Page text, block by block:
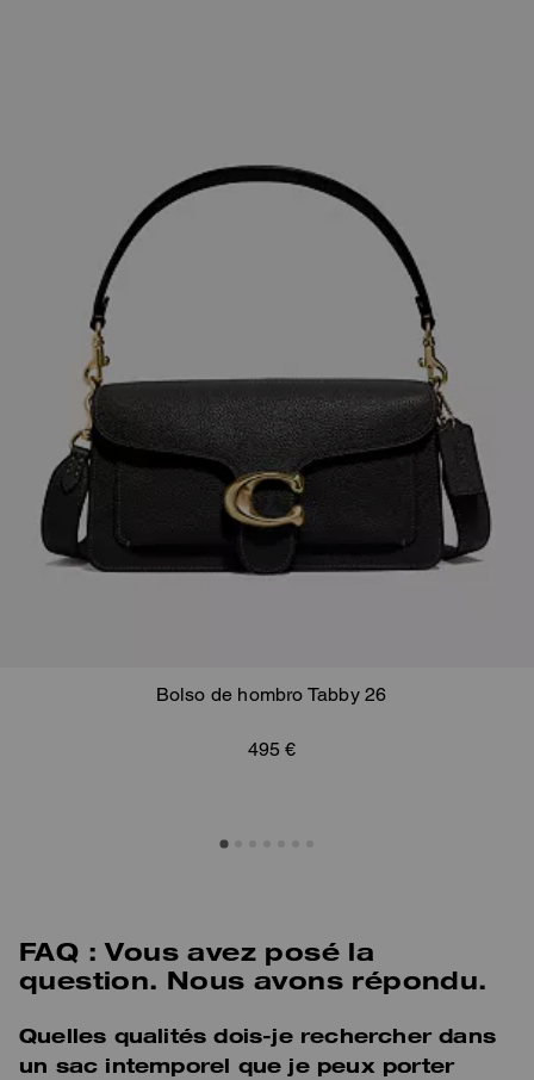
Bolso de hombro Tabby 26
495 €
FAQ : Vous avez posé la
question. Nous avons répondu.
Quelles qualités dois-je rechercher dans
un sac intemporel que je peux porter